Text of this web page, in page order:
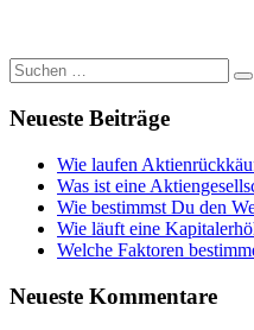
Suchen
nach:
Neueste Beiträge
Wie laufen
Was ist eine
Wie bestimmst Du den
Wie läuft eine
Welche Faktoren
Neueste Kommentare